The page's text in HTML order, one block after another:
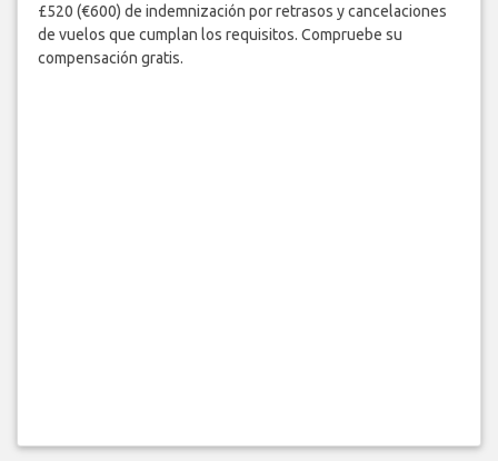
£520 (€600) de indemnización por retrasos y cancelaciones
de vuelos que cumplan los requisitos. Compruebe su
compensación gratis.